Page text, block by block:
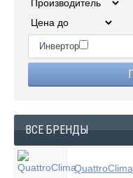
Инвертор
ВСЕ БРЕНДЫ
QuattroClima